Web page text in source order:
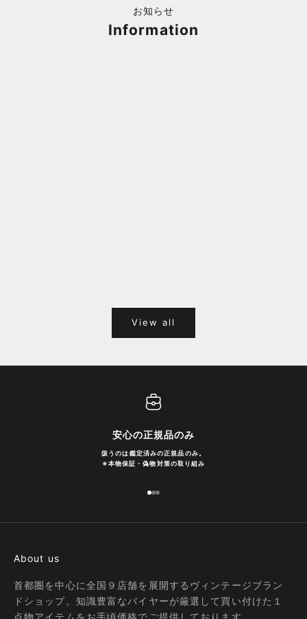
お知らせ
Information
View all
安心の正規品のみ
扱うのは鑑定済みの正規品のみ。
※本物保証・偽物対策の取り組み
I18n Error: Missing interpolation
I18n Error: Missing interpolation
I18n Error: Missing interpolation
About us
首都圏を中心に全国９店舗を展開するヴィンテージブラン
ドショップ。知識豊富なバイヤーが厳選して買い付けた１
点物アイテムをお手頃価格でご提供しております。